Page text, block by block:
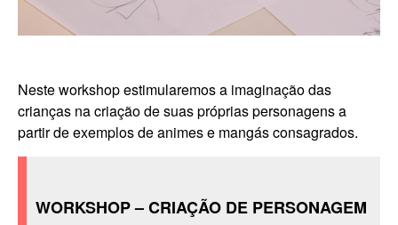
Neste workshop estimularemos a imaginação das
crianças na criação de suas próprias personagens a
partir de exemplos de animes e mangás consagrados.
WORKSHOP – CRIAÇÃO DE PERSONAGEM